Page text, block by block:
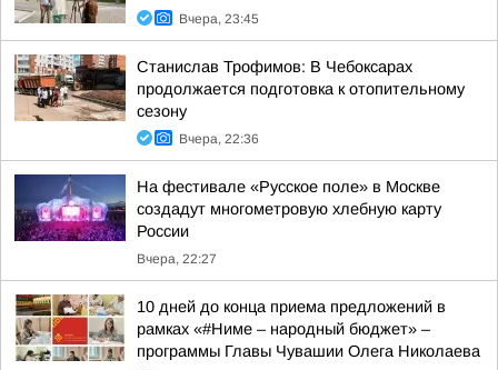
Вчера, 23:45
Станислав Трофимов: В Чебоксарах
продолжается подготовка к отопительному
сезону
Вчера, 22:36
На фестивале «Русское поле» в Москве
создадут многометровую хлебную карту
России
Вчера, 22:27
10 дней до конца приема предложений в
рамках «#Ниме – народный бюджет» –
программы Главы Чувашии Олега Николаева